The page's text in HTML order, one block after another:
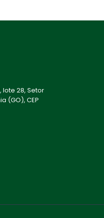
lote 28, Setor
(GO), CEP